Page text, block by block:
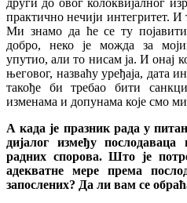
практично нечији интегритет.
Ми знамо да ће се ту
добро, неко је можда за
упутио, али то нисам ја. И онај
његовог, назваћу уређаја, дата
такође би требао бити
изменама и допунама које смо
А када је празник рада у
дијалог између
радних спорова. Што је
адекватне мере према
запослених? Да ли вам се